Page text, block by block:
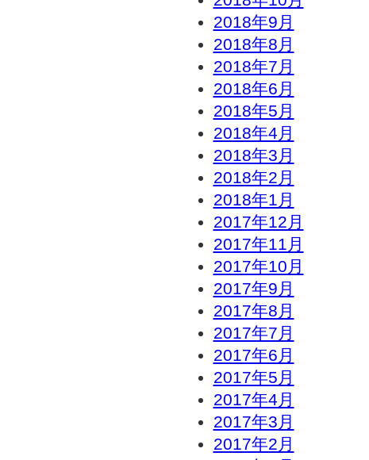
2018年9月
2018年8月
2018年7月
2018年6月
2018年5月
2018年4月
2018年3月
2018年2月
2018年1月
2017年12月
2017年11月
2017年10月
2017年9月
2017年8月
2017年7月
2017年6月
2017年5月
2017年4月
2017年3月
2017年2月